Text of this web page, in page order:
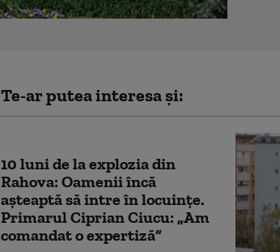
Te-ar putea interesa și:
10 luni de la explozia din
Rahova: Oamenii încă
așteaptă să intre în locuințe.
Primarul Ciprian Ciucu: „Am
comandat o expertiză”